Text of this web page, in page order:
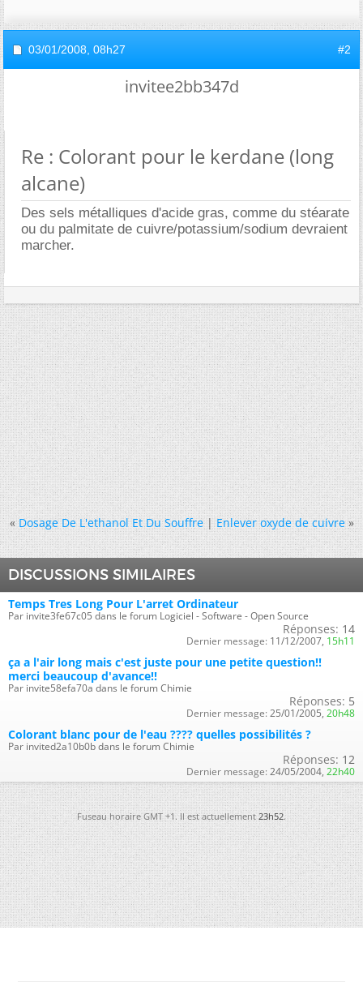
03/01/2008, 08h27 #2
invitee2bb347d
Re : Colorant pour le kerdane (long
alcane)
Des sels métalliques d'acide gras, comme du stéarate
ou du palmitate de cuivre/potassium/sodium devraient
marcher.
« Dosage De L'ethanol Et Du Souffre|Enlever oxyde de cuivre »
DISCUSSIONS SIMILAIRES
Temps Tres Long Pour L'arret Ordinateur
Par invite3fe67c05 dans le forum Logiciel - Software - Open Source
Réponses: 14
Dernier message: 11/12/2007, 15h11
ça a l'air long mais c'est juste pour une petite question!!
merci beaucoup d'avance!!
Par invite58efa70a dans le forum Chimie
Réponses: 5
Dernier message: 25/01/2005, 20h48
Colorant blanc pour de l'eau ???? quelles possibilités ?
Par invited2a10b0b dans le forum Chimie
Réponses: 12
Dernier message: 24/05/2004, 22h40
Fuseau horaire GMT +1. Il est actuellement23h52.